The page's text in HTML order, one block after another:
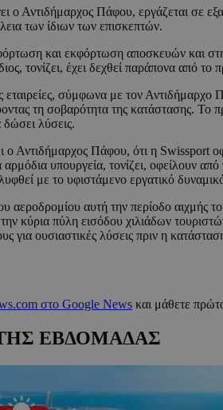
ο Αντιδήμαρχος Πάφου, εργάζεται σε
των ίδιων των επισκεπτών.
και εκφόρτωση αποσκευών και
τονίζει, έχει δεχθεί παράπονα από το
σύμφωνα με τον Αντιδήμαρχο
τη σοβαρότητα της κατάστασης. Το
δώσει λύσεις.
ο Αντιδήμαρχος Πάφου, ότι η Swissport
αρμόδια υπουργεία, τονίζει, οφείλουν
με το υφιστάμενο εργατικό
αεροδρομίου αυτή την περίοδο
κύρια πύλη εισόδου χιλιάδων
για ουσιαστικές λύσεις πριν η
στο Google News και μάθετε
ΕΒΔΟΜΑΔΑΣ